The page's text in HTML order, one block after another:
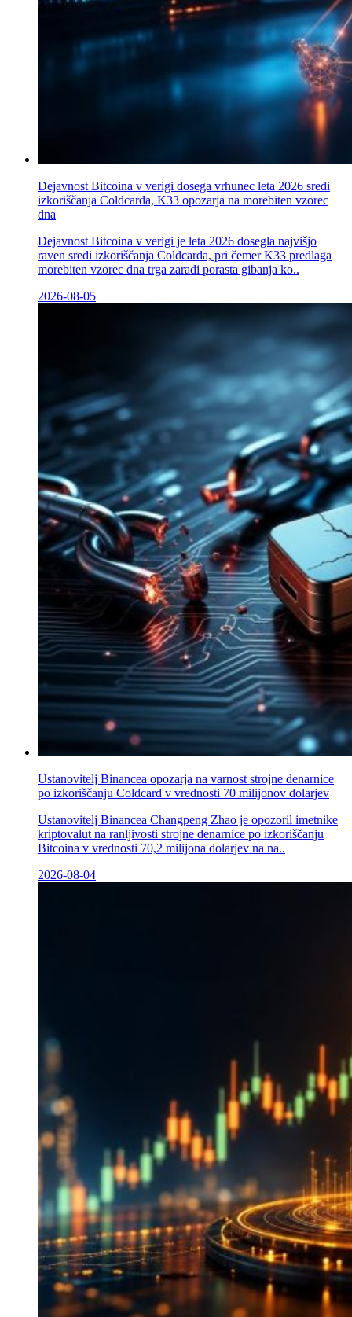
Dejavnost Bitcoina v verigi dosega vrhunec leta 2026 sredi
izkoriščanja Coldcarda, K33 opozarja na morebiten vzorec
dna
Dejavnost Bitcoina v verigi je leta 2026 dosegla najvišjo
raven sredi izkoriščanja Coldcarda, pri čemer K33 predlaga
morebiten vzorec dna trga zaradi porasta gibanja ko..
2026-08-05
Ustanovitelj Binancea opozarja na varnost strojne denarnice
po izkoriščanju Coldcard v vrednosti 70 milijonov dolarjev
Ustanovitelj Binancea Changpeng Zhao je opozoril imetnike
kriptovalut na ranljivosti strojne denarnice po izkoriščanju
Bitcoina v vrednosti 70,2 milijona dolarjev na na..
2026-08-04